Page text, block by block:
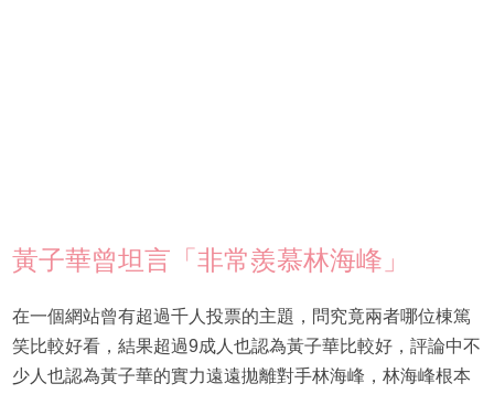
黃子華曾坦言「非常羨慕林海峰」
在一個網站曾有超過千人投票的主題，問究竟兩者哪位棟篤
笑比較好看，結果超過9成人也認為黃子華比較好，評論中不
少人也認為黃子華的實力遠遠拋離對手林海峰，林海峰根本